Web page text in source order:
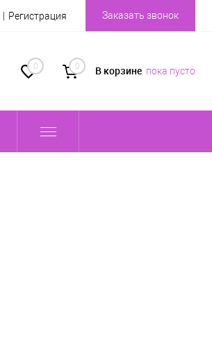
Регистрация Заказать звонок
0 0 В корзине пока пусто